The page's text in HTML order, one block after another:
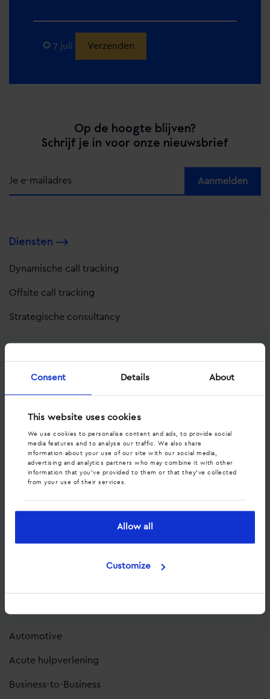
Consent Details About
This website uses cookies
We use cookies to personalise content and ads, to provide social
media features and to analyse our traffic. We also share
information about your use of our site with our social media,
advertising and analytics partners who may combine it with other
information that you’ve provided to them or that they’ve collected
from your use of their services.
Allow all
Customize
7 juli
Op de hoogte blijven?
Schrijf je in voor onze nieuwsbrief
Diensten
Dynamische call tracking
Offsite call tracking
Strategische consultancy
Oplossingen
Ken waarde toe aan leads
Verbeter de klantervaring
Optimaliseer je website
Optimaliseer sales gesprekken
Automotive
Acute hulpverlening
Business-to-Business